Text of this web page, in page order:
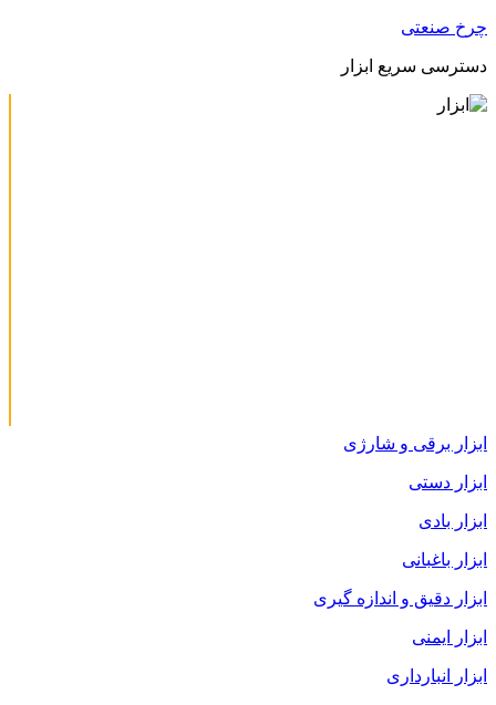
چرخ صنعتی
دسترسی سریع ابزار
ابزار برقی و شارژی
ابزار دستی
ابزار بادی
ابزار باغبانی
ابزار دقیق و اندازه گیری
ابزار ایمنی
ابزار انبارداری